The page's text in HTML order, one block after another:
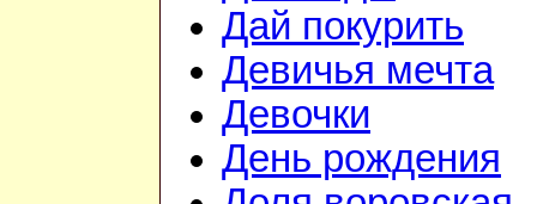
Дай покурить
Девичья мечта
Девочки
День рождения